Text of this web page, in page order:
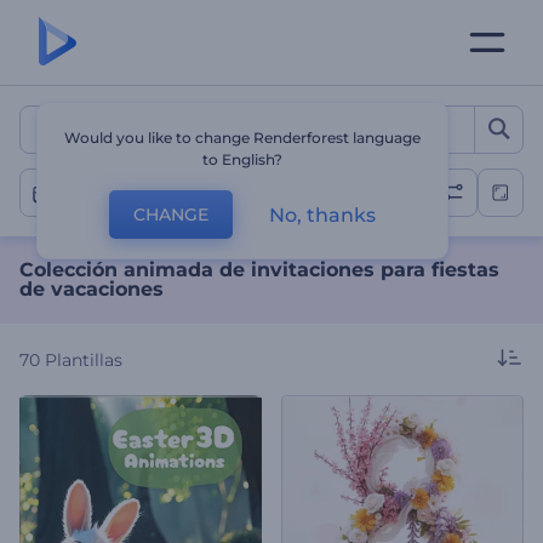
Colección animada de
Vacaciones
Colección animada de invitaciones para fiestas
de vacaciones
70 Plantillas
Would you like to change Renderforest language
to English?
CHANGE No, thanks